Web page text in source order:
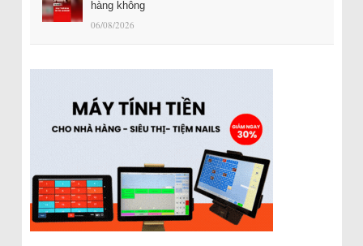
hàng không
06/08/2026